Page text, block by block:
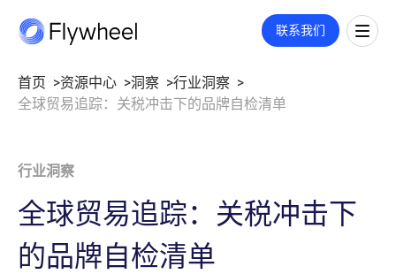
COMMERCE CLOUD
社媒监测
数字货架
零售洞察
覆盖媒体投放、平台运营、创意内容等多板块策略与执行，满足您的定
业绩衡量
市场进入
指标监测
企业动态
关于我们
职业机会
招聘
联系我们
首页 资源中心 洞察
行业洞察
全球贸易追踪：关税冲击下的品牌自检清单
行业洞察
全球贸易追踪：关税冲击下
的品牌自检清单